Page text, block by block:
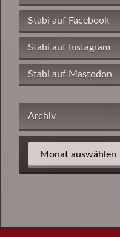
Stabi auf Facebook
Stabi auf Instagram
Stabi auf Mastodon
Archiv